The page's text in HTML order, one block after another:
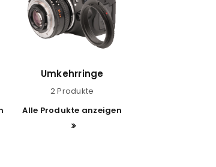
Umkehrringe
2 Produkte
Alle Produkte anzeigen